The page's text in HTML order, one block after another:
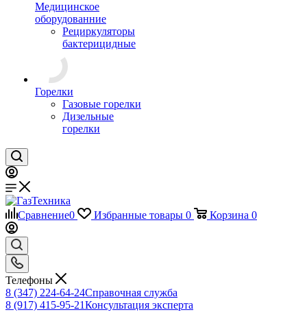
Медицинское
оборудованние
Рециркуляторы
бактерицидные
Горелки
Газовые горелки
Дизельные
горелки
Сравнение0 Избранные товары 0 Корзина 0
Телефоны
8 (347) 224-64-24Справочная служба
8 (917) 415-95-21Консультация эксперта